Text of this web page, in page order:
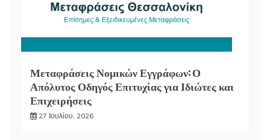
Μεταφράσεις Νομικών Εγγράφων: Ο
Απόλυτος Οδηγός Επιτυχίας για Ιδιώτες και
Επιχειρήσεις
27 Ιουλίου, 2026